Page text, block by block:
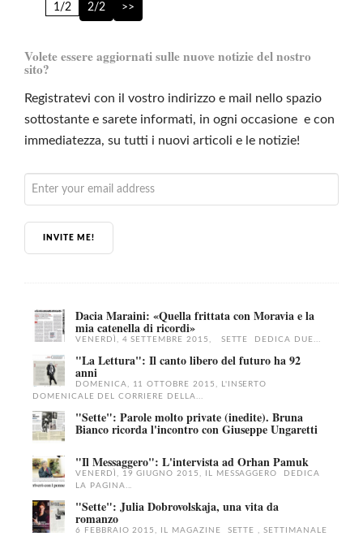
1/2 2/2 >>
Volete essere aggiornati sulle nuove notizie del nostro
sito?
Registratevi con il vostro indirizzo e mail nello spazio
sottostante e sarete informati, in ogni occasione e con
immediatezza, su tutti i nuovi articoli e le notizie!
INVITE ME!
Dacia Maraini: «Quella frittata con Moravia e la
mia catenella di ricordi»
VENERDÌ, 4 SETTEMBRE 2015, SETTE DEDICA DUE...
"La Lettura": Il canto libero del futuro ha 92
anni
DOMENICA, 11 OTTOBRE 2015, L'INSERTO
DOMENICALE DEL CORRIERE DELLA...
"Sette": Parole molto private (inedite). Bruna
Bianco ricorda l'incontro con Giuseppe Ungaretti
"Il Messaggero": L'intervista ad Orhan Pamuk
VENERDÌ, 19 GIUGNO 2015, IL MESSAGGERO DEDICA
LA PAGINA...
"Sette": Julia Dobrovolskaja, una vita da
romanzo
6 FEBBRAIO 2015, IL MAGAZINE SETTE , SETTIMANALE